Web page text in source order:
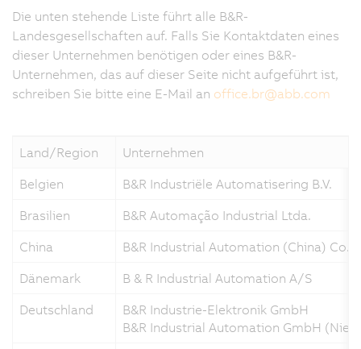
Die unten stehende Liste führt alle B&R-
Landesgesellschaften auf. Falls Sie Kontaktdaten eines
dieser Unternehmen benötigen oder eines B&R-
Unternehmen, das auf dieser Seite nicht aufgeführt ist,
schreiben Sie bitte eine E-Mail an office.br@abb.com
Land/Region
Unternehmen
Belgien
B&R Industriële Automatisering B.V.
Brasilien
B&R Automação Industrial Ltda.
China
B&R Industrial Automation (China) Co.,
Dänemark
B & R Industrial Automation A/S
Deutschland
B&R Industrie-Elektronik GmbH
B&R Industrial Automation GmbH